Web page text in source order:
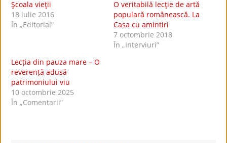
Şcoala vieţii
18 iulie 2016
În „Editorial”
O veritabilă lecţie de artă
populară românească. La
Casa cu amintiri
7 octombrie 2018
În „Interviuri”
Lecția din pauza mare – O
reverență adusă
patrimoniului viu
10 octombrie 2025
În „Comentarii”